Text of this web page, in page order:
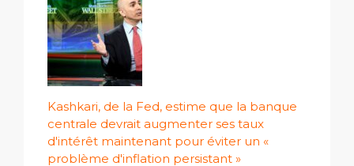
Kashkari, de la Fed, estime que la banque
centrale devrait augmenter ses taux
d'intérêt maintenant pour éviter un «
problème d'inflation persistant »